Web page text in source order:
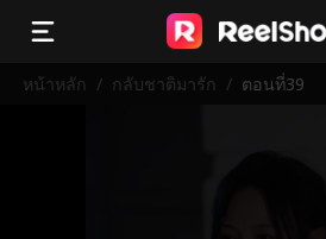
หน้าหลัก / กลับชาติมารัก / ตอนที่39